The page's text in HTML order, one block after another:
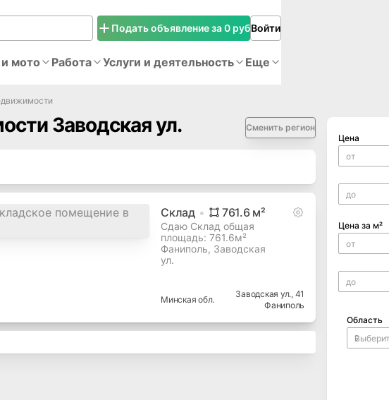
Подать объявление за 0 рубВойти
мото Работа Услуги и деятельность Еще
Заводская ул. Сменить регион
Склад 761.6м²
Сдаю Склад общая
площадь: 761.6м²
Фаниполь, Заводская
ул.
Минская обл.
Заводская ул., 41
Фаниполь
Цена
Цена за м²
Область